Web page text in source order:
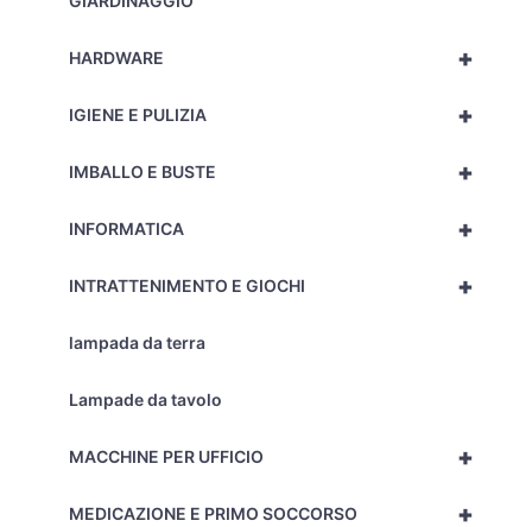
+
HARDWARE
+
IGIENE E PULIZIA
+
IMBALLO E BUSTE
+
INFORMATICA
+
INTRATTENIMENTO E GIOCHI
lampada da terra
Lampade da tavolo
+
MACCHINE PER UFFICIO
+
MEDICAZIONE E PRIMO SOCCORSO